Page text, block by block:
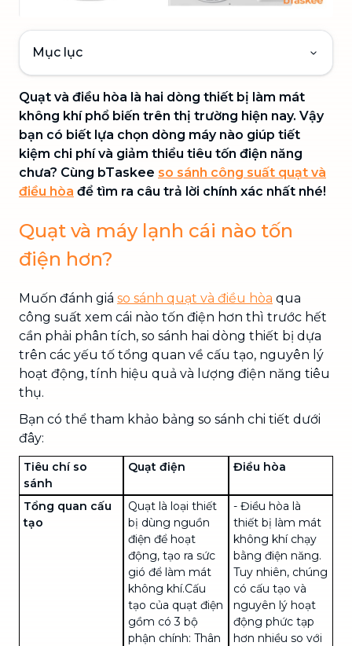
Mục lục
Quạt và điều hòa là hai dòng thiết bị làm mát
không khí phổ biến trên thị trường hiện nay. Vậy
bạn có biết lựa chọn dòng máy nào giúp tiết
kiệm chi phí và giảm thiểu tiêu tốn điện năng
chưa? Cùng bTaskee so sánh công suất quạt và
điều hòa để tìm ra câu trả lời chính xác nhất nhé!
Quạt và máy lạnh cái nào tốn
điện hơn?
Muốn đánh giá so sánh quạt và điều hòa qua
công suất xem cái nào tốn điện hơn thì trước hết
cần phải phân tích, so sánh hai dòng thiết bị dựa
trên các yếu tố tổng quan về cấu tạo, nguyên lý
hoạt động, tính hiệu quả và lượng điện năng tiêu
thụ.
Bạn có thể tham khảo bảng so sánh chi tiết dưới
đây:
Tiêu chí so
sánh
Quạt điện Điều hòa
Tổng quan cấu
tạo
Quạt là loại thiết
bị dùng nguồn
điện để hoạt
động, tạo ra sức
gió để làm mát
không khí.Cấu
tạo của quạt điện
gồm có 3 bộ
phận chính: Thân
- Điều hòa là
thiết bị làm mát
không khí chạy
bằng điện năng.
Tuy nhiên, chúng
có cấu tạo và
nguyên lý hoạt
động phức tạp
hơn nhiều so với